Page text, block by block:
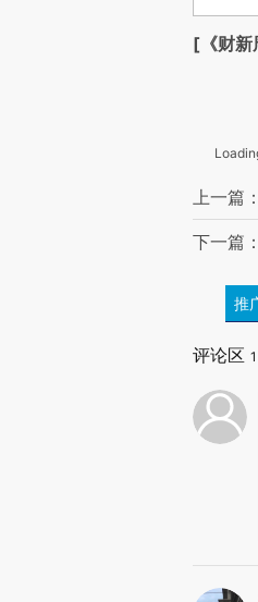
[《财新
上一篇
下一篇
推
评论区 1